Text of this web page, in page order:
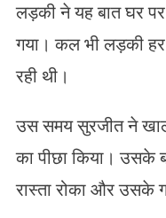
लड़की ने यह बात घर
गया। कल भी लड़की
रही थी।
उस समय सुरजीत ने
का पीछा किया।
रास्ता रोका और उसके